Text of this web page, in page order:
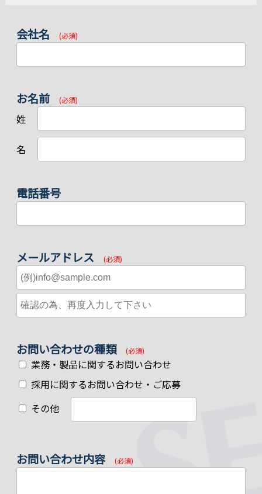
会社名 (必須)
お名前 (必須)
姓
名
電話番号
メールアドレス (必須)
お問い合わせの種類 (必須)
業務・製品に関するお問い合わせ
採用に関するお問い合わせ・ご応募
その他
お問い合わせ内容 (必須)